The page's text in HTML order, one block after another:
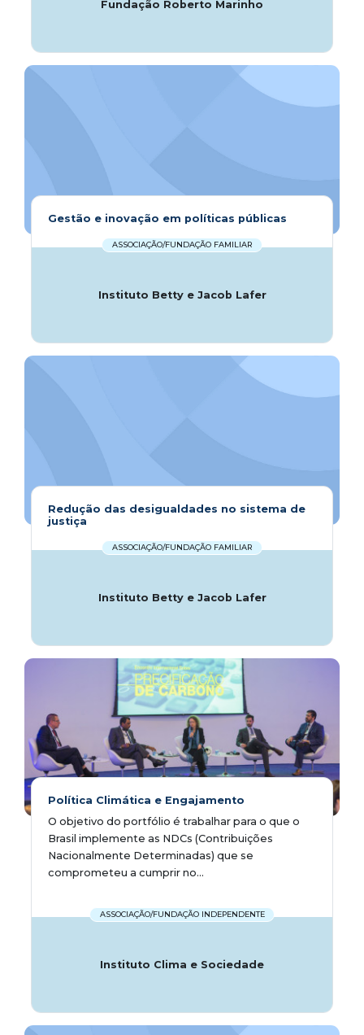
Fundação Roberto Marinho
Gestão e inovação em políticas públicas
ASSOCIAÇÃO/FUNDAÇÃO FAMILIAR
Instituto Betty e Jacob Lafer
Redução das desigualdades no sistema de
justiça
ASSOCIAÇÃO/FUNDAÇÃO FAMILIAR
Instituto Betty e Jacob Lafer
Política Climática e Engajamento
O objetivo do portfólio é trabalhar para o que o
Brasil implemente as NDCs (Contribuições
Nacionalmente Determinadas) que se
comprometeu a cumprir no...
ASSOCIAÇÃO/FUNDAÇÃO INDEPENDENTE
Instituto Clima e Sociedade